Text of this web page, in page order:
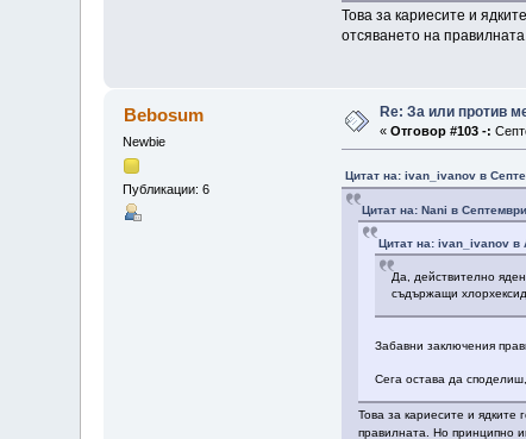
Това за кариесите и
отсяването на
Bebosum
Newbie
Публикации: 6
Re: За или против
«Отговор #103 -:
Цитат на: ivan_ivanov в
Цитат на: Nani в
Цитат на: ivan_ivanov в
Да, действително
съдържащи
Забавни заключения
Сега остава да
Това за кариесите и
правилната. Но принципно